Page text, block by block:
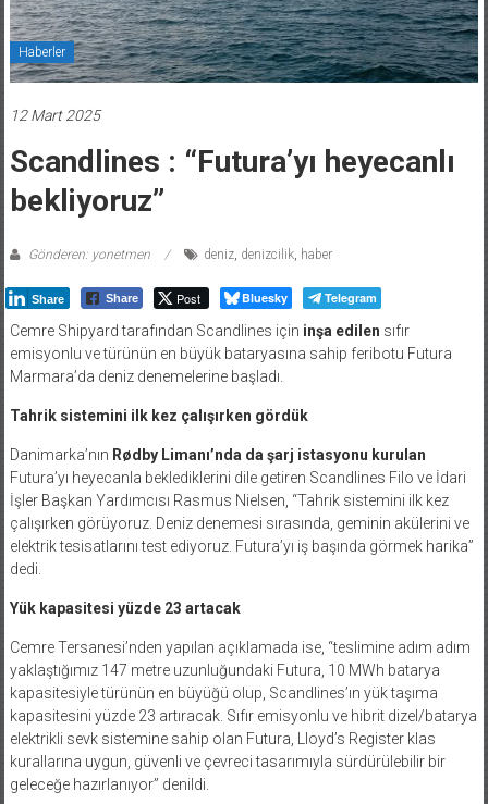
Haberler
12 Mart 2025
Scandlines : “Futura’yı heyecanlı
bekliyoruz”
Gönderen: yonetmen deniz, denizcilik, haber
Share Share Post Bluesky Telegram
Cemre Shipyard tarafından Scandlines için inşa edilen sıfır
emisyonlu ve türünün en büyük bataryasına sahip feribotu Futura
Marmara’da deniz denemelerine başladı.
Tahrik sistemini ilk kez çalışırken gördük
Danimarka’nın Rødby Limanı’nda da şarj istasyonu kurulan
Futura’yı heyecanla beklediklerini dile getiren Scandlines Filo ve İdari
İşler Başkan Yardımcısı Rasmus Nielsen, “Tahrik sistemini ilk kez
çalışırken görüyoruz. Deniz denemesi sırasında, geminin akülerini ve
elektrik tesisatlarını test ediyoruz. Futura’yı iş başında görmek harika”
dedi.
Yük kapasitesi yüzde 23 artacak
Cemre Tersanesi’nden yapılan açıklamada ise, “teslimine adım adım
yaklaştığımız 147 metre uzunluğundaki Futura, 10 MWh batarya
kapasitesiyle türünün en büyüğü olup, Scandlines’ın yük taşıma
kapasitesini yüzde 23 artıracak. Sıfır emisyonlu ve hibrit dizel/batarya
elektrikli sevk sistemine sahip olan Futura, Lloyd’s Register klas
kurallarına uygun, güvenli ve çevreci tasarımıyla sürdürülebilir bir
geleceğe hazırlanıyor” denildi.